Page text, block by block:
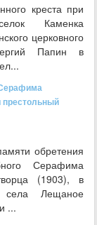
креста при
Каменка
церковного
Папин в
престольный
обретения
Серафима
(1903), в
Лещаное
...